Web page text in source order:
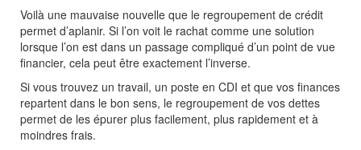
Voilà une mauvaise nouvelle que le regroupement de crédit
permet d’aplanir. Si l’on voit le rachat comme une solution
lorsque l’on est dans un passage compliqué d’un point de vue
financier, cela peut être exactement l’inverse.
Si vous trouvez un travail, un poste en CDI et que vos finances
repartent dans le bon sens, le regroupement de vos dettes
permet de les épurer plus facilement, plus rapidement et à
moindres frais.